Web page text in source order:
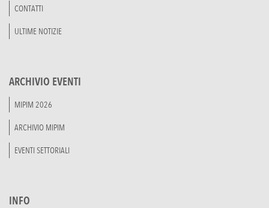
CONTATTI
ULTIME NOTIZIE
ARCHIVIO EVENTI
MIPIM 2026
ARCHIVIO MIPIM
EVENTI SETTORIALI
INFO